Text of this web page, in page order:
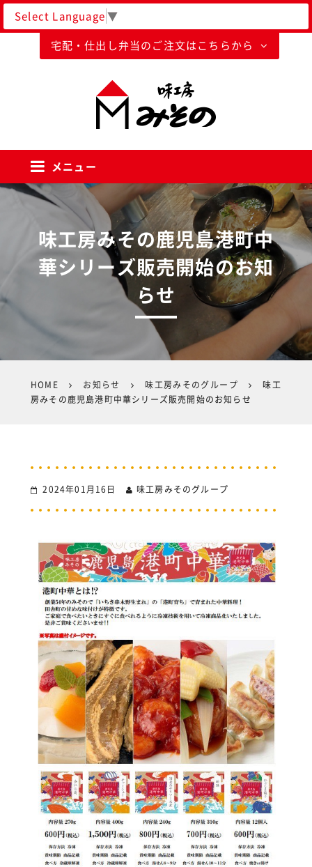
Select Language▼
宅配・仕出し弁当のご注文はこちらから
メニュー
味工房みその鹿児島港町中
華シリーズ販売開始のお知
らせ
HOME お知らせ 味工房みそのグループ
味工
房みその鹿児島港町中華シリーズ販売開始のお知らせ
2024年01月16日 味工房みそのグループ